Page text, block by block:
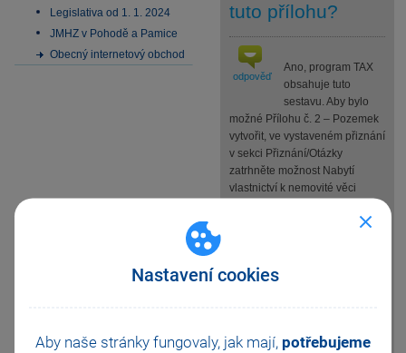
Nastavení cookies
Aby naše stránky fungovaly, jak mají, potřebujeme
Legislativa od 1. 1. 2024
JMHZ v Pohodě a Pamice
Obecný internetový obchod
tuto přílohu?
odpověď
Ano, program TAX
obsahuje tuto
sestavu. Aby bylo
možné Přílohu č. 2 – Pozemek
vytvořit, ve vystaveném přiznání
v sekci Přiznání/Otázky
zatrhněte možnost Nabytí
vlastnictví k nemovité věci
spoluvlastnictví dohodou (typ
vyberte z výklopného seznamu